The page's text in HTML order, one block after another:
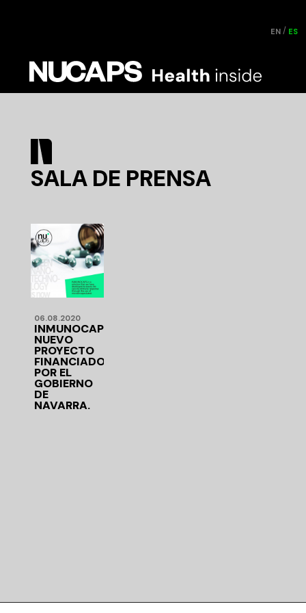
EN ES
SALA DE PRENSA
06.08.2020
INMUNOCAPS:
NUEVO
PROYECTO
FINANCIADO
POR EL
GOBIERNO
DE
NAVARRA.